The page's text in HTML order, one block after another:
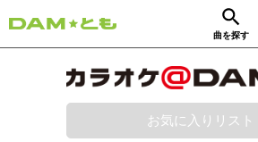
曲を探す
ログイン
お気に入りリスト